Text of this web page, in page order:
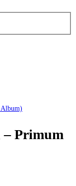
– Primum